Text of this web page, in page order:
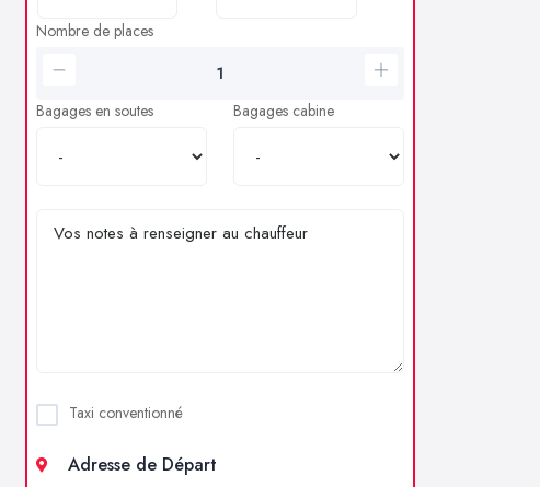
Nombre de places
Bagages en soutes Bagages cabine
Taxi conventionné
Adresse de Départ